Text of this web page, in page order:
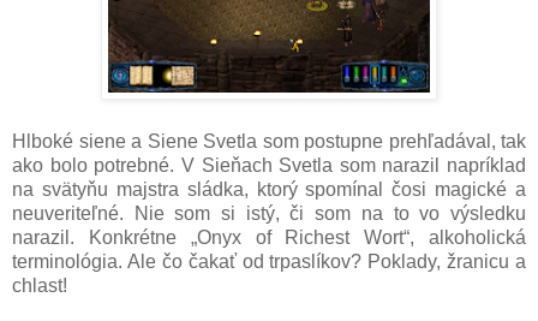
Hlboké siene a Siene Svetla som postupne prehľadával, tak
ako bolo potrebné. V Sieňach Svetla som narazil napríklad
na svätyňu majstra sládka, ktorý spomínal čosi magické a
neuveriteľné. Nie som si istý, či som na to vo výsledku
narazil. Konkrétne „Onyx of Richest Wort“, alkoholická
terminológia. Ale čo čakať od trpaslíkov? Poklady, žranicu a
chlast!